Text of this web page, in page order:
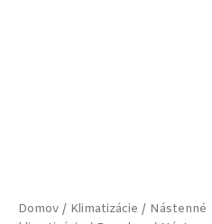
Domov / Klimatizácie / Nástenné